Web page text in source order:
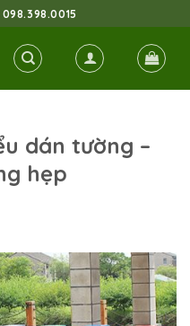
098.398.0015
dán tường –
hẹp